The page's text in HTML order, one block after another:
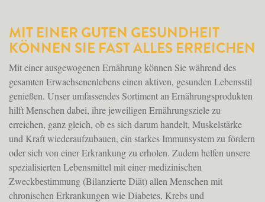
MIT EINER GUTEN GESUNDHEIT
KÖNNEN SIE FAST ALLES ERREICHEN
Mit einer ausgewogenen Ernährung können Sie während des
gesamten Erwachsenenlebens einen aktiven, gesunden Lebensstil
genießen. Unser umfassendes Sortiment an Ernährungsprodukten
hilft Menschen dabei, ihre jeweiligen Ernährungsziele zu
erreichen, ganz gleich, ob es sich darum handelt, Muskelstärke
und Kraft wiederaufzubauen, ein starkes Immunsystem zu fördern
oder sich von einer Erkrankung zu erholen. Zudem helfen unsere
spezialisierten Lebensmittel mit einer medizinischen
Zweckbestimmung (Bilanzierte Diät) allen Menschen mit
chronischen Erkrankungen wie Diabetes, Krebs und